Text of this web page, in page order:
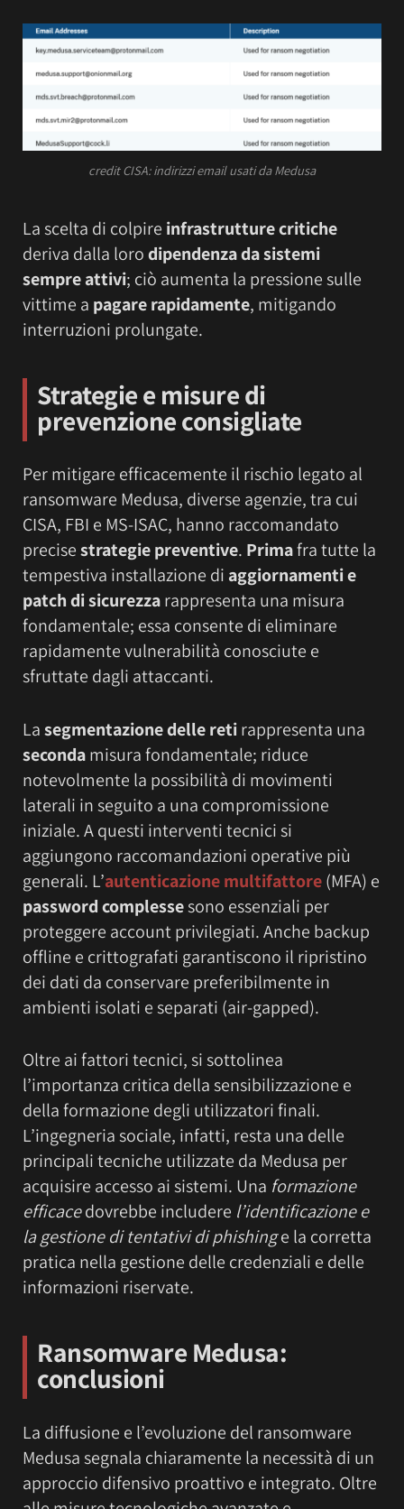
credit CISA: indirizzi email usati da Medusa
La scelta di colpire infrastrutture critiche
deriva dalla lorodipendenza da sistemi
sempre attivi; ciò aumenta la pressione sulle
vittime a pagare rapidamente, mitigando
interruzioni prolungate.
Strategie e misure di
prevenzione consigliate
Per mitigare efficacemente il rischio legato al
ransomware Medusa, diverse agenzie, tra cui
CISA, FBI e MS-ISAC, hanno raccomandato
precisestrategie preventive. Primafra tutte la
tempestiva installazione di aggiornamenti e
patch di sicurezzarappresenta una misura
fondamentale; essa consente di eliminare
rapidamente vulnerabilità conosciute e
sfruttate dagli attaccanti.
Lasegmentazione delle retirappresenta una
secondamisura fondamentale; riduce
notevolmente la possibilità di movimenti
laterali in seguito a una compromissione
iniziale. A questi interventi tecnici si
aggiungono raccomandazioni operative più
generali. L’autenticazione multifattore(MFA) e
password complessesono essenziali per
proteggere account privilegiati. Anche backup
offline e crittografati garantiscono il ripristino
dei dati da conservare preferibilmente in
ambienti isolati e separati (air-gapped).
Oltre ai fattori tecnici, si sottolinea
l’importanza critica della sensibilizzazione e
della formazione degli utilizzatori finali.
L’ingegneria sociale, infatti, resta una delle
principali tecniche utilizzate da Medusa per
acquisire accesso ai sistemi. Una formazione
efficacedovrebbe includere l’identificazione e
la gestione di tentativi di phishinge la corretta
pratica nella gestione delle credenziali e delle
informazioni riservate.
Ransomware Medusa:
conclusioni
La diffusione e l’evoluzione del ransomware
Medusa segnala chiaramente la necessità di un
approccio difensivo proattivo e integrato. Oltre